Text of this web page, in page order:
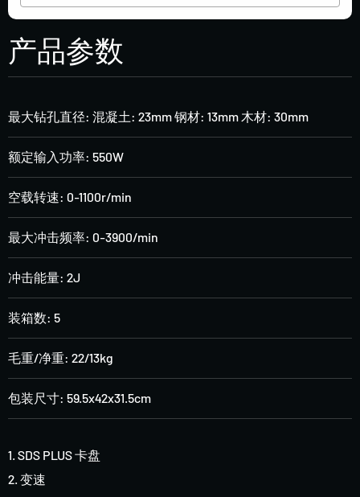
产品参数
最大钻孔直径: 混凝土: 23mm 钢材: 13mm 木材: 30mm
额定输入功率: 550W
空载转速: 0-1100r/min
最大冲击频率: 0-3900/min
冲击能量: 2J
装箱数: 5
毛重/净重: 22/13kg
包装尺寸: 59.5x42x31.5cm
1. SDS PLUS 卡盘
2. 变速